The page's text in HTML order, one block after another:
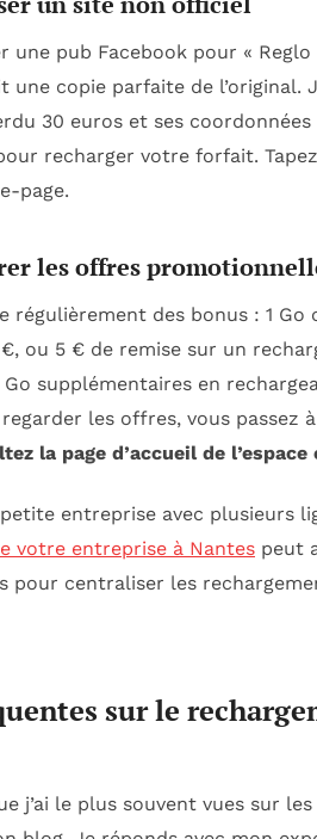
une pub Facebook pour «
une copie parfaite de l’original.
30 euros et ses
recharger votre forfait.
page.
les offres
régulièrement des bonus : 1
ou 5 € de remise sur un
Go supplémentaires en
les offres, vous passez
la page d’accueil de
entreprise avec plusieurs
votre entreprise à Nantes peut
pour centraliser les
sur le
j’ai le plus souvent vues sur